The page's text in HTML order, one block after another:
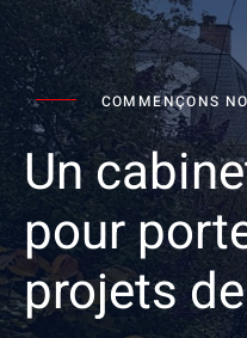
COMMENÇONS
Un
pour
projets